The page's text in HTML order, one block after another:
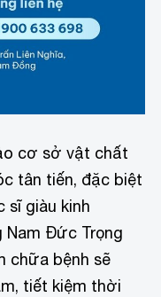
cơ sở vật chất
tân tiến, đặc biệt
sĩ giàu kinh
Nam Đức Trọng
chữa bệnh sẽ
tiết kiệm thời